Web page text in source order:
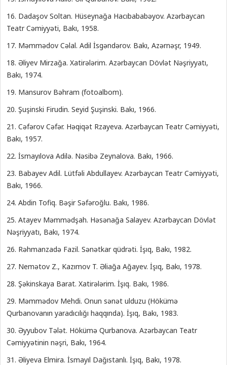
16. Dadaşov Soltan. Hüseynağa Hacıbababəyov. Azərbaycan
Teatr Cəmiyyəti, Bakı, 1958.
17. Məmmədov Cəlal. Adil İsgəndərov. Bakı, Azərnəşr, 1949.
18. Əliyev Mirzağa. Xatirələrim. Azərbaycan Dövlət Nəşriyyatı,
Bakı, 1974.
19. Mansurov Bəhram (fotoalbom).
20. Şuşinski Firudin. Seyid Şuşinski. Bakı, 1966.
21. Cəfərov Cəfər. Həqiqət Rzayeva. Azərbaycan Teatr Cəmiyyəti,
Bakı, 1957.
22. İsmayılova Adilə. Nəsibə Zeynalova. Bakı, 1966.
23. Babayev Adil. Lütfəli Abdullayev. Azərbaycan Teatr Cəmiyyəti,
Bakı, 1966.
24. Abdin Tofiq. Bəşir Səfəroğlu. Bakı, 1986.
25. Atayev Məmmədşah. Həsənağa Salayev. Azərbaycan Dövlət
Nəşriyyatı, Bakı, 1974.
26. Rəhmanzadə Fazil. Sənətkar qüdrəti. İşıq, Bakı, 1982.
27. Nemətov Z., Kazımov T. Əliağa Ağayev. İşıq, Bakı, 1978.
28. Şəkinskaya Barat. Xatirələrim. İşıq. Bakı, 1986.
29. Məmmədov Mehdi. Onun sənət ulduzu (Hökümə
Qurbanovanın yaradıcılığı haqqında). İşıq, Bakı, 1983.
30. Əyyubov Tələt. Hökümə Qurbanova. Azərbaycan Teatr
Cəmiyyətinin nəşri, Bakı, 1964.
31. Əliyeva Elmira. İsmayıl Dağıstanlı. İşıq, Bakı, 1978.